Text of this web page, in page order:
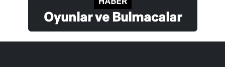
Oyunlar ve Bulmacalar